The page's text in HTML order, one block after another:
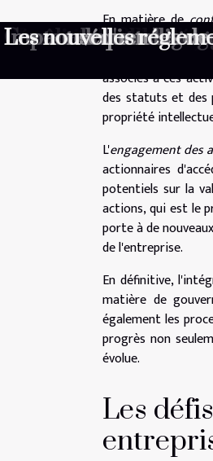
En matière de
considérable. Les
transparente et
associés à ces
des statuts et des
propriété
L'engagement des
actionnaires
potentiels sur la
actions, qui est le
porte à de
de l'entreprise.
En définitive,
matière de
également les
progrès non
évolue.
Les
Mobilisation sur
Faut-il vraiment
Comment choisir
Maximiser son
Impression 3D de
Sécurité des
Impact de la
Le rôle des
Comment la
Les tendances
Impact de
Les conséquences
Les nouvelles